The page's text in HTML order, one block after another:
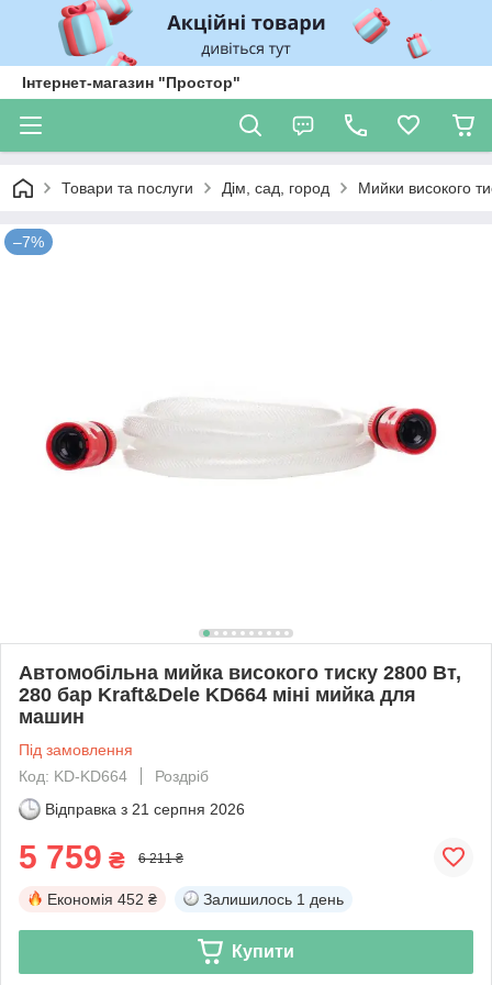
Інтернет-магазин "Простор"
Товари та послуги Дім, сад, город Мийки високого
–7%
Автомобільна мийка високого тиску 2800 Вт,
280 бар Kraft&Dele KD664 міні мийка для
машин
Під замовлення
Код: KD-KD664
Роздріб
Відправка з 21 серпня 2026
5 759 ₴ 6 211 ₴
Економія 452 ₴ Залишилось 1 день
Купити